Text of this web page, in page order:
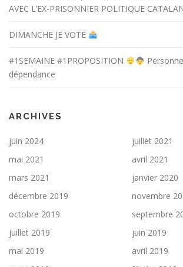
AVEC L’EX-PRISONNIER POLITIQUE
DIMANCHE JE VOTE
#1SEMAINE #1PROPOSITION
dépendance
ARCHIVES
juin 2024
juillet 2021
mai 2021
avril 2021
mars 2021
janvier 2020
décembre 2019
novembre
octobre 2019
septembre
juillet 2019
juin 2019
mai 2019
avril 2019